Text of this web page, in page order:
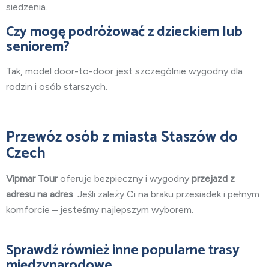
siedzenia.
Czy mogę podróżować z dzieckiem lub
seniorem?
Tak, model door-to-door jest szczególnie wygodny dla
rodzin i osób starszych.
Przewóz osób z miasta Staszów do
Czech
Vipmar Touroferuje bezpieczny i wygodny przejazd z
adresu na adres . Jeśli zależy Ci na braku przesiadek i pełnym
komforcie – jesteśmy najlepszym wyborem.
Sprawdź również inne popularne trasy